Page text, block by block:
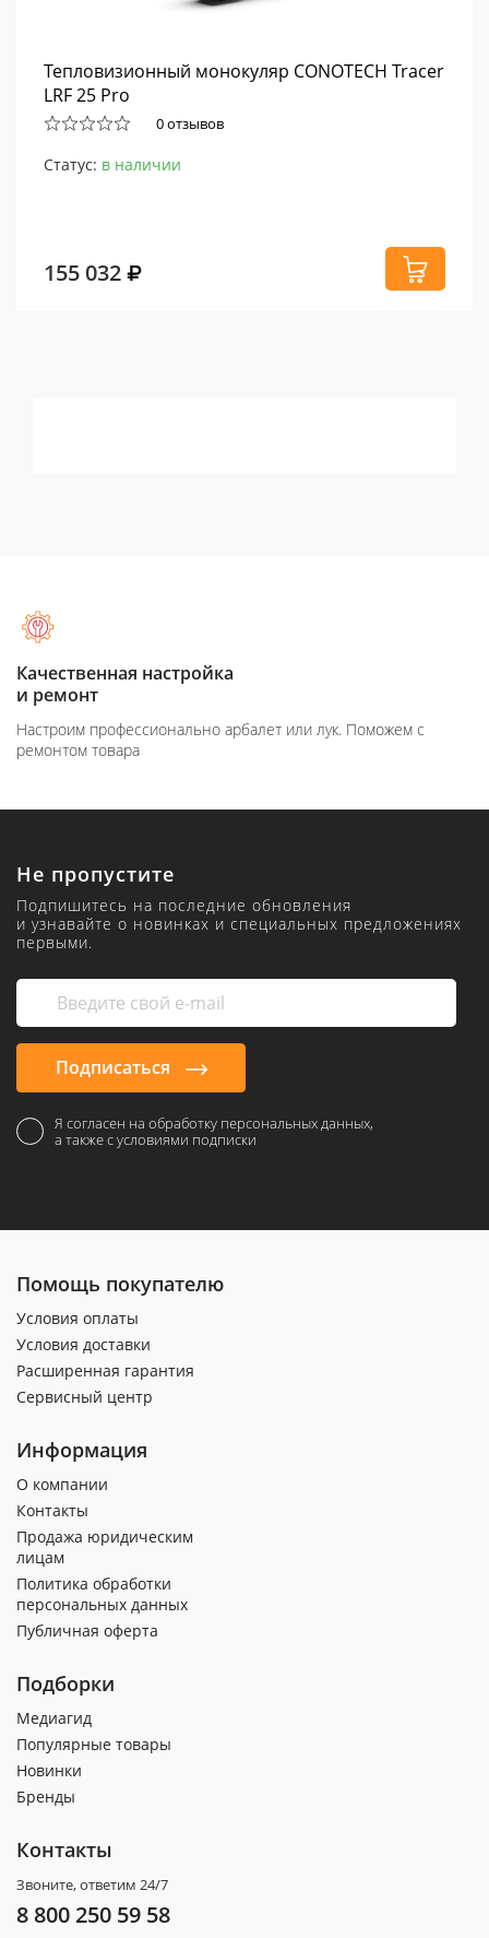
Тепловизионный монокуляр CONOTECH Tracer
LRF 25 Pro
0 отзывов
Статус: в наличии
155 032
Качественная настройка
и ремонт
Настроим профессионально арбалет или лук. Поможем с
ремонтом товара
Не пропустите
Подпишитесь на последние обновления
и узнавайте о новинках и специальных предложениях
первыми.
Подписаться
Я согласен на обработку персональных данных,
а также с условиями подписки
Помощь покупателю
Условия оплаты
Условия доставки
Расширенная гарантия
Сервисный центр
Информация
О компании
Контакты
Продажа юридическим
лицам
Политика обработки
персональных данных
Публичная оферта
Подборки
Медиагид
Популярные товары
Новинки
Бренды
Контакты
Звоните, ответим 24/7
8 800 250 59 58